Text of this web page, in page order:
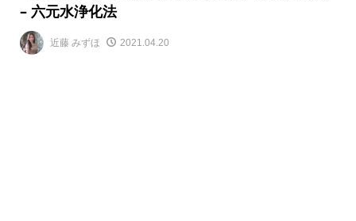
– 六元水浄化法
近藤 みずほ 2021.04.20